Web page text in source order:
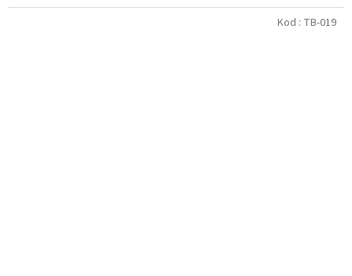
Kod : TB-019